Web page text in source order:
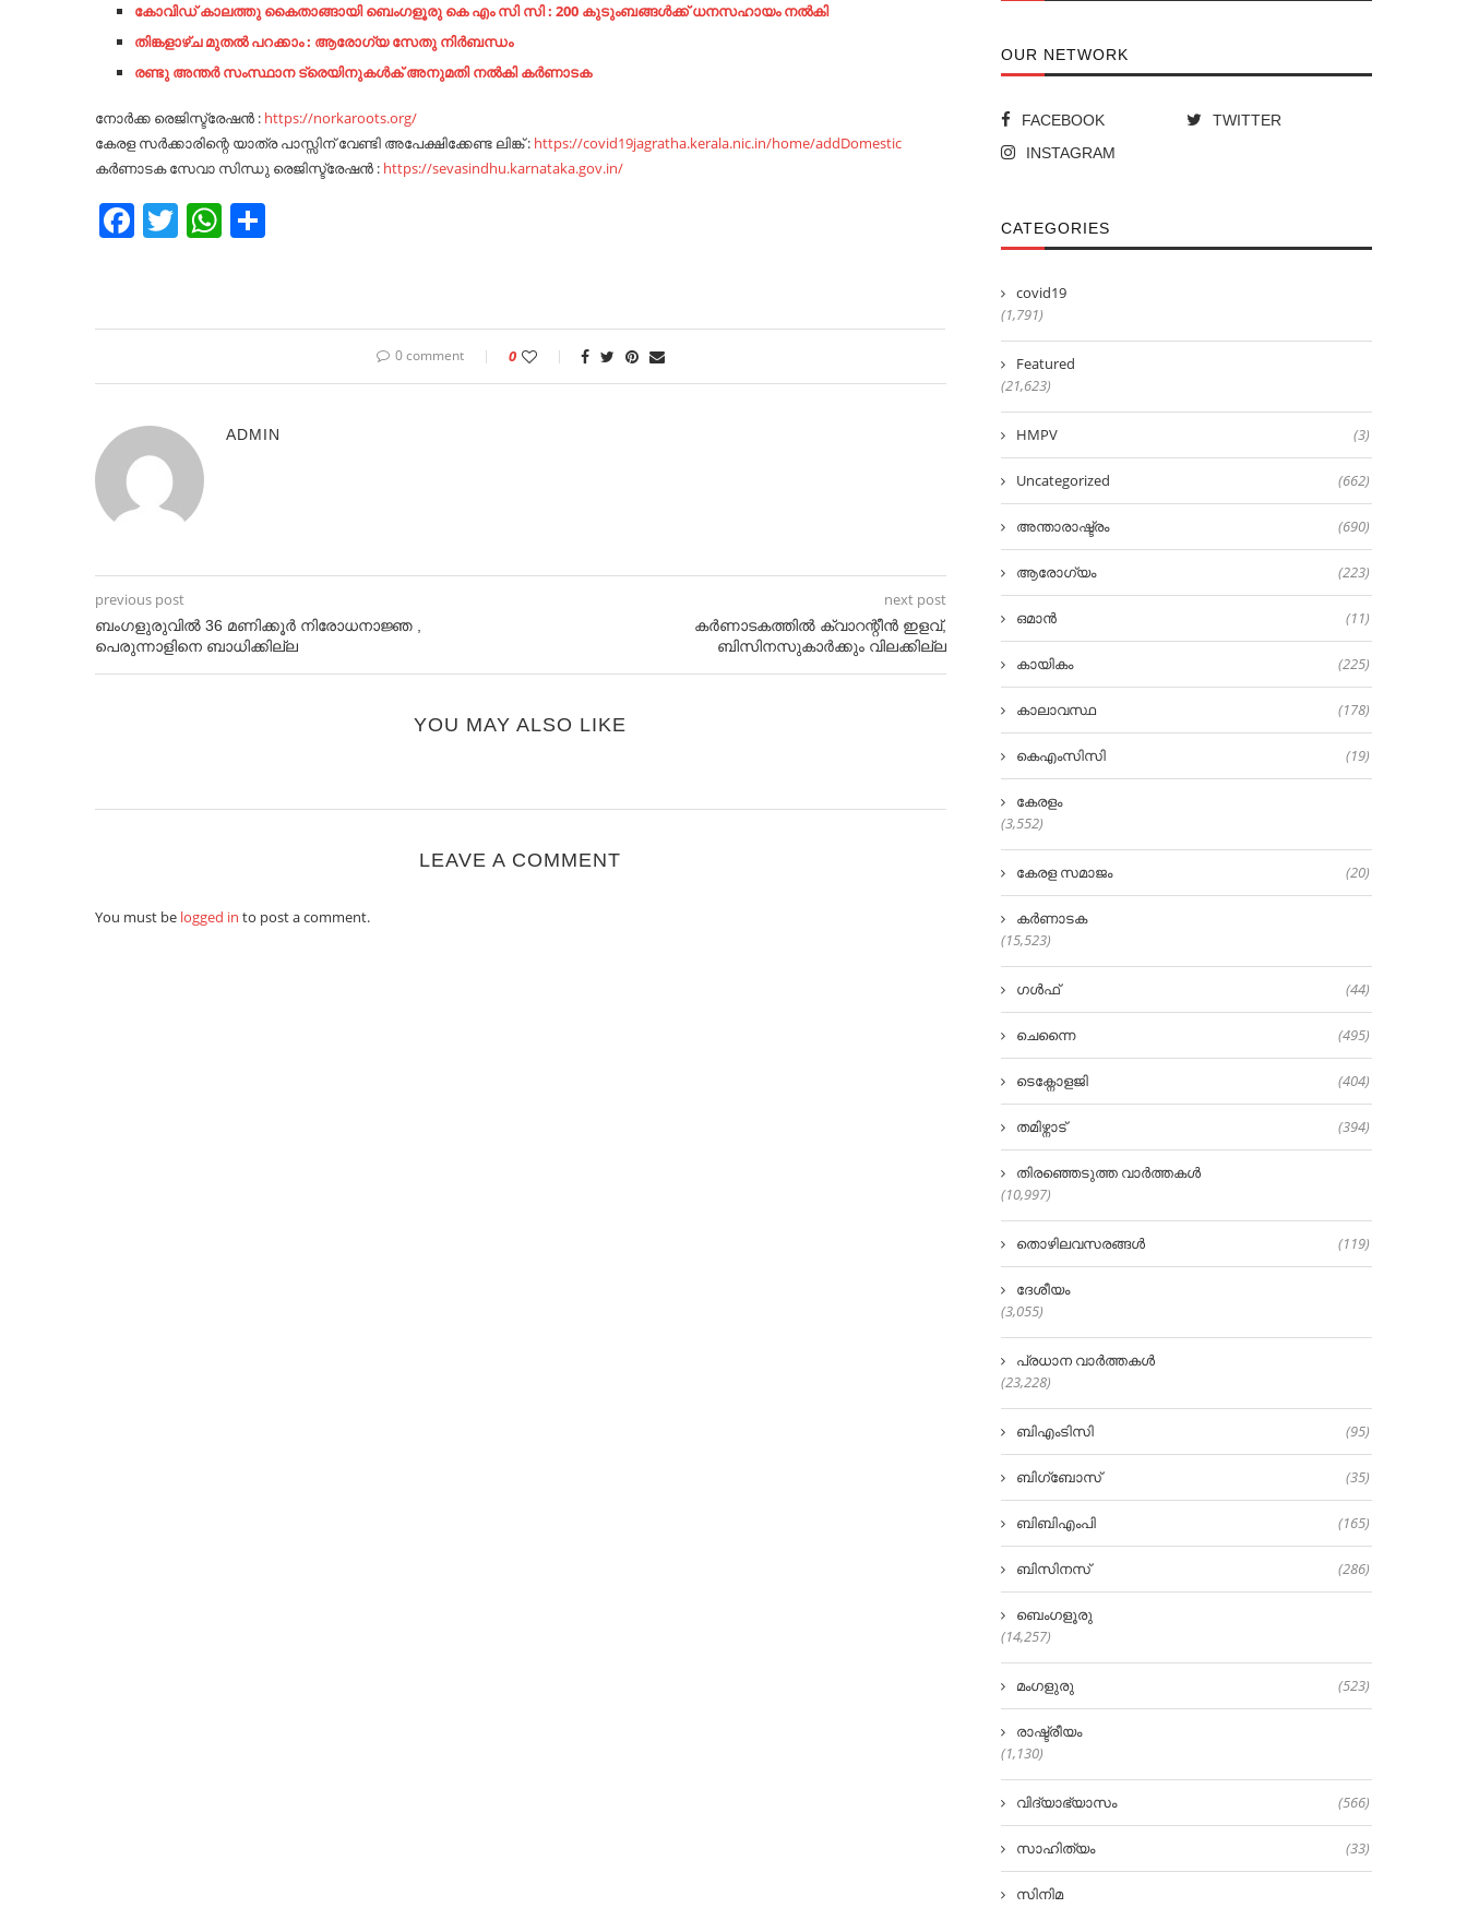
കോവിഡ് കാലത്തു കൈതാങ്ങായി ബെംഗളൂരു കെ എം സി സി : 200 കുടുംബങ്ങൾക്ക് ധനസഹായം നൽകി
തിങ്കളാഴ്ച മുതൽ പറക്കാം : ആരോഗ്യ സേതു നിര്‍ബന്ധം
രണ്ടു അന്തർ സംസ്ഥാന ട്രെയിനുകൾക് അനുമതി നൽകി കർണാടക
നോർക്ക രെജിസ്ട്രേഷൻ : https://norkaroots.org/
കേരള സർക്കാരിന്റെ യാത്ര പാസ്സിന് വേണ്ടി അപേക്ഷിക്കേണ്ട ലിങ്ക് : https://covid19jagratha.kerala.nic.in/home/addDomestic
കർണാടക സേവാ സിന്ധു രെജിസ്ട്രേഷൻ : https://sevasindhu.karnataka.gov.in/
Facebook
TwitterWhatsApp
0 comment 0
ADMIN
previous post
ബംഗളുരുവിൽ 36 മണിക്കൂർ നിരോധനാജ്ഞ ,
പെരുന്നാളിനെ ബാധിക്കില്ല
next post
കർണാടകത്തിൽ ക്വാറന്റീൻ ഇളവ്,
ബിസിനസുകാർക്കും വിലക്കില്ല
YOU MAY ALSO LIKE
LEAVE A COMMENT
You must be logged in to post a comment.
OUR NETWORK
FACEBOOK
TWITTER
INSTAGRAM
CATEGORIES
covid19
(1,791)
Featured
(21,623)
HMPV (3)
Uncategorized (662)
അന്താരാഷ്ട്രം (690)
ആരോഗ്യം (223)
ഒമാൻ (11)
കായികം (225)
കാലാവസ്ഥ (178)
കെഎംസിസി (19)
കേരളം
(3,552)
കേരള സമാജം (20)
കർണാടക
(15,523)
ഗൾഫ് (44)
ചെന്നൈ (495)
ടെക്നോളജി (404)
തമിഴ്നാട് (394)
തിരഞ്ഞെടുത്ത വാർത്തകൾ
(10,997)
തൊഴിലവസരങ്ങൾ (119)
ദേശീയം
(3,055)
പ്രധാന വാർത്തകൾ
(23,228)
ബിഎംടിസി (95)
ബിഗ്‌ബോസ് (35)
ബിബിഎംപി (165)
ബിസിനസ് (286)
ബെംഗളൂരു
(14,257)
മംഗളുരു (523)
രാഷ്ട്രീയം
(1,130)
വിദ്യാഭ്യാസം (566)
സാഹിത്യം (33)
സിനിമ